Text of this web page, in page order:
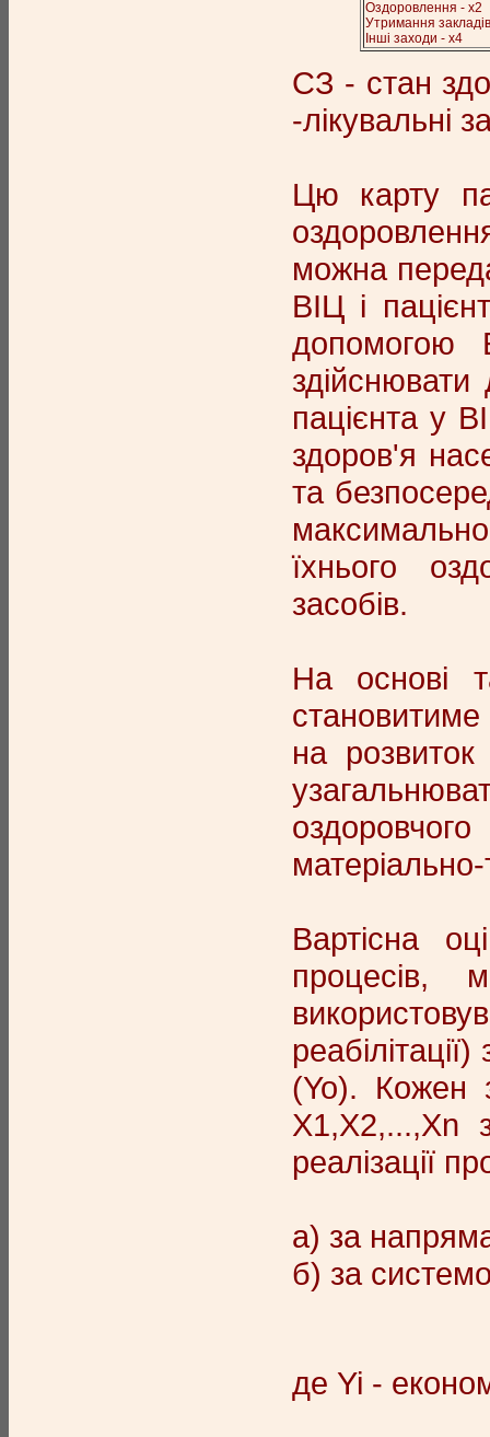
Оздоровлення - х2
Утримання
Інші заходи - х4
СЗ - стан
-лікувальні
Цю карту
можна
ВІЦ і
допомогою
пацієнта у
здоров'я
та
максимально
їхнього
засобів.
На основі
становитиме
на
матеріально-
Вартісна
процесів,
(Yo). Кожен
Х1,Х2,...,Хn
реалізації
а) за
б) за
де Yi -